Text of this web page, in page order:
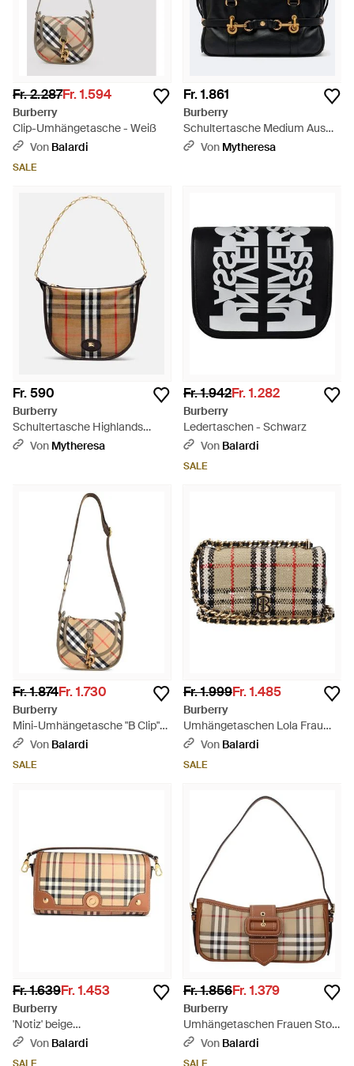
Fr. 2.287Fr. 1.594
Burberry
Clip-Umhängetasche - Weiß
Von Balardi
SALE
Fr. 1.861
Burberry
Schultertasche Medium Aus
Leder - Schwarz
Von Mytheresa
Fr. 590
Burberry
Schultertasche Highlands
Check Mini - Weiß
Von Mytheresa
Fr. 1.942Fr. 1.282
Burberry
Ledertaschen - Schwarz
Von Balardi
SALE
Fr. 1.874Fr. 1.730
Burberry
Mini-Umhängetasche "B Clip"
aus beige-sandfarbener
Von Balardi
SALE
Fr. 1.999Fr. 1.485
Burberry
Umhängetaschen Lola Frau
Stoff Beige - Mehrfarbig
Von Balardi
SALE
Fr. 1.639Fr. 1.453
Burberry
'Notiz' beige
Baumwollmischtasche - Weiß
Von Balardi
Fr. 1.856Fr. 1.379
Burberry
Umhängetaschen Frauen Stoff
beige/braun
Von Balardi